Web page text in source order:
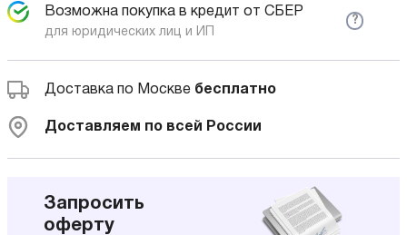
Возможна покупка в кредит от СБЕР
для юридических лиц и ИП
?
Доставка по Москве бесплатно
Доставляем по всей России
Запросить
оферту